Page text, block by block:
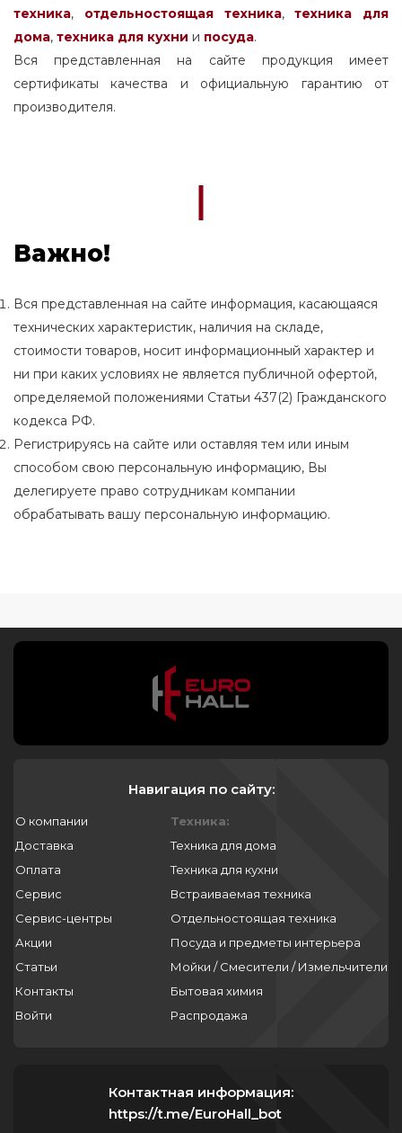
техника, отдельностоящаятехника,
техника для
дома, техника для кухни и посуда.
Вся представленная на сайте продукция имеет
сертификаты качества и официальную гарантию от
производителя.
Важно!
Вся представленная на сайте информация, касающаяся
технических характеристик, наличия на складе,
стоимости товаров, носит информационный характер и
ни при каких условиях не является публичной офертой,
определяемой положениями Статьи 437(2) Гражданского
кодекса РФ.
Регистрируясь на сайте или оставляя тем или иным
способом свою персональную информацию, Вы
делегируете право сотрудникам компании
обрабатывать вашу персональную информацию.
Навигация по сайту:
О компании
Доставка
Оплата
Сервис
Сервис-центры
Акции
Статьи
Контакты
Войти
Техника:
Техника для дома
Техника для кухни
Встраиваемая техника
Отдельностоящая техника
Посуда и предметы интерьера
Мойки / Смесители / Измельчители
Бытовая химия
Распродажа
Контактная информация:
https://t.me/EuroHall_bot